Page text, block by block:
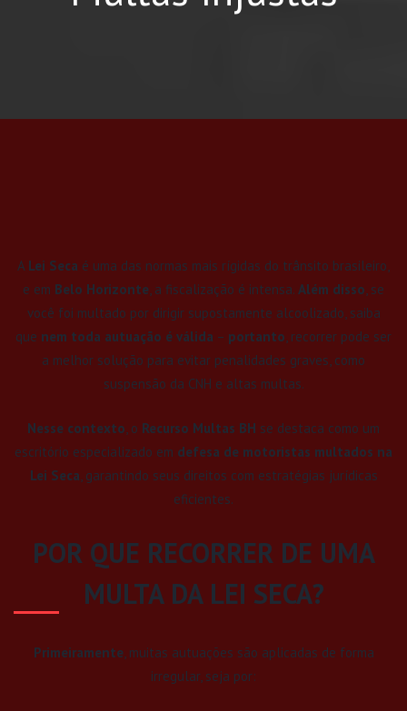
A Lei Seca é uma das normas mais rígidas do trânsito brasileiro,
e em Belo Horizonte, a fiscalização é intensa. Além disso, se
você foi multado por dirigir supostamente alcoolizado, saiba
que nem toda autuação é válida – portanto, recorrer pode ser
a melhor solução para evitar penalidades graves, como
suspensão da CNH e altas multas.
Nesse contexto, o Recurso Multas BH se destaca como um
escritório especializado em defesa de motoristas multados na
Lei Seca, garantindo seus direitos com estratégias jurídicas
eficientes.
POR QUE RECORRER DE UMA
MULTA DA LEI SECA?
Primeiramente, muitas autuações são aplicadas de forma
irregular, seja por: